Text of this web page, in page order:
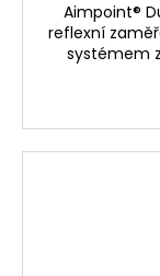
Aimpoint®
reflexní
systémem